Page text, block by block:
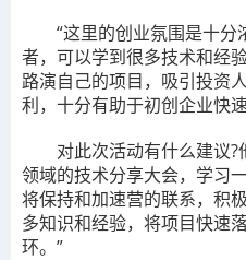
“这里的创业氛围是十分
者，可以学到很多技术和经
路演自己的项目，吸引投资
利，十分有助于初创企业快
对此次活动有什么建议?
领域的技术分享大会，学习
将保持和加速营的联系，积
多知识和经验，将项目快速
环。”